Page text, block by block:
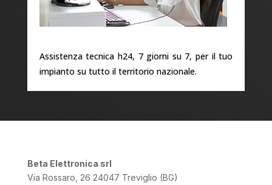
Assistenza tecnica h24, 7 giorni su 7, per il tuo
impianto su tutto il territorio nazionale.
Beta Elettronica srl
Via Rossaro, 26 24047 Treviglio (BG)